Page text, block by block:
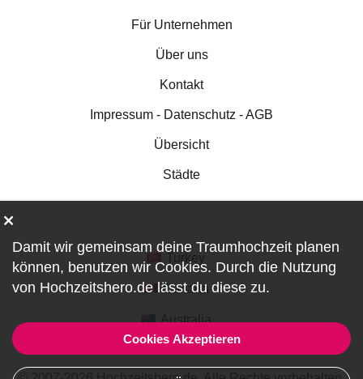
Für Unternehmen
Über uns
Kontakt
Impressum - Datenschutz - AGB
Übersicht
Städte
Canada
Australia
Damit wir gemeinsam deine Traumhochzeit planen
können, benutzen wir Cookies. Durch die Nutzung
von Hochzeitshero.de lässt du diese zu.
Cookies Akzeptieren